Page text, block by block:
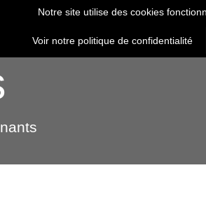
VISITER DÉCOUVRIR
Notre site utilise des cookies
Voir notre politique de confidentialité